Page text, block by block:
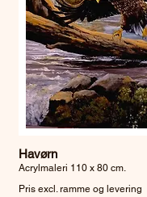
Havørn
Acrylmaleri 110 x 80 cm.
Pris excl. ramme og levering